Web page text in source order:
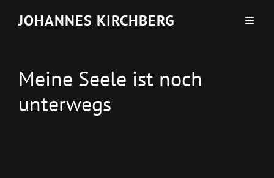
JOHANNES KIRCHBERG
Meine Seele ist noch
unterwegs